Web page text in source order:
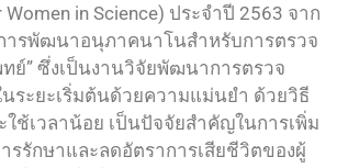
in Science) ประจำปี 2563 จาก
การพัฒนาอนุภาคนาโนสำหรับการตรวจ
ย์” ซึ่งเป็นงานวิจัยพัฒนาการตรวจ
ระยะเริ่มต้นด้วยความแม่นยำ ด้วยวิธี
ใช้เวลาน้อย เป็นปัจจัยสำคัญในการเพิ่ม
รรักษาและลดอัตราการเสียชีวิตของผู้